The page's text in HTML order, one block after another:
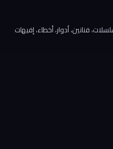
فنانين، أدوار، أخطاء، إفيهات